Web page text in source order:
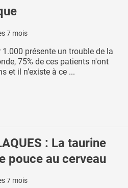
7 mois
présente un trouble de la
75% de ces patients n'ont
et il n’existe à ce ...
: La taurine
pouce au cerveau
7 mois